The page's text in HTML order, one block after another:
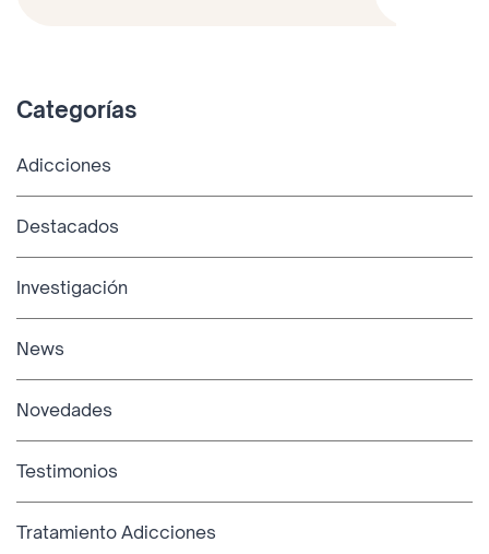
Categorías
Adicciones
Destacados
Investigación
News
Novedades
Testimonios
Tratamiento Adicciones